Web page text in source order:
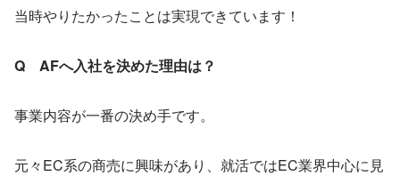
当時やりたかったことは実現できています！
Q　AFへ入社を決めた理由は？
事業内容が一番の決め手です。
元々EC系の商売に興味があり、就活ではEC業界中心に見